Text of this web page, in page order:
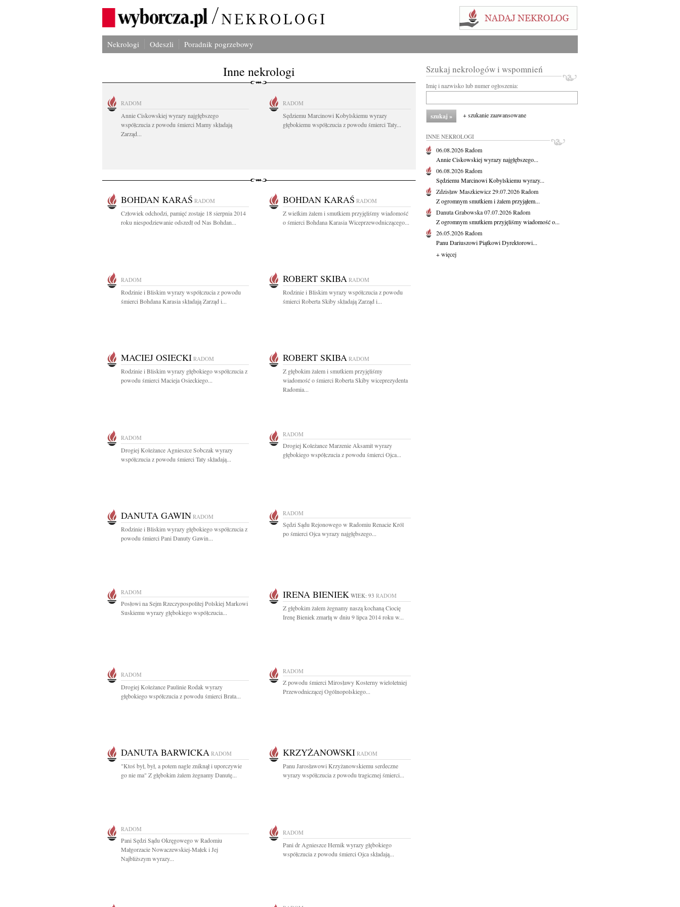
Nekrologi Odeszli Poradnik pogrzebowy
Inne nekrologi
RADOM
Annie Ciskowskiej wyrazy najgłębszego
współczucia z powodu śmierci Mamy składają
Zarząd...
RADOM
Sędziemu Marcinowi Kobylskiemu wyrazy
głębokiemu współczucia z powodu śmierci Taty...
BOHDAN KARAŚ RADOM
Człowiek odchodzi, pamięć zostaje 18 sierpnia 2014
roku niespodziewanie odszedł od Nas Bohdan...
BOHDAN KARAŚ RADOM
Z wielkim żalem i smutkiem przyjęliśmy wiadomość
o śmierci Bohdana Karasia Wiceprzewodniczącego...
RADOM
Rodzinie i Bliskim wyrazy współczucia z powodu
śmierci Bohdana Karasia składają Zarząd i...
ROBERT SKIBA RADOM
Rodzinie i Bliskim wyrazy współczucia z powodu
śmierci Roberta Skiby składają Zarząd i...
MACIEJ OSIECKI RADOM
Rodzinie i Bliskim wyrazy głębokiego współczucia z
powodu śmierci Macieja Osieckiego...
ROBERT SKIBA RADOM
Z głębokim żalem i smutkiem przyjęliśmy
wiadomość o śmierci Roberta Skiby wiceprezydenta
Radomia...
RADOM
Drogiej Koleżance Agnieszce Sobczak wyrazy
współczucia z powodu śmierci Taty składają...
RADOM
Drogiej Koleżance Marzenie Aksamit wyrazy
głębokiego współczucia z powodu śmierci Ojca...
DANUTA GAWIN RADOM
Rodzinie i Bliskim wyrazy głębokiego współczucia z
powodu śmierci Pani Danuty Gawin...
RADOM
Sędzi Sądu Rejonowego w Radomiu Renacie Król
po śmierci Ojca wyrazy najgłębszego...
RADOM
Posłowi na Sejm Rzeczypospolitej Polskiej Markowi
Suskiemu wyrazy głębokiego współczucia...
IRENA BIENIEK WIEK: 93 RADOM
Z głębokim żalem żegnamy naszą kochaną Ciocię
Irenę Bieniek zmarłą w dniu 9 lipca 2014 roku w...
RADOM
Drogiej Koleżance Paulinie Rodak wyrazy
głębokiego współczucia z powodu śmierci Brata...
RADOM
Z powodu śmierci Mirosławy Kosterny wieloletniej
Przewodniczącej Ogólnopolskiego...
DANUTA BARWICKA RADOM
"Ktoś był, był, a potem nagle zniknął i uporczywie
go nie ma" Z głębokim żalem żegnamy Danutę...
KRZYŻANOWSKI RADOM
Panu Jarosławowi Krzyżanowskiemu serdeczne
wyrazy współczucia z powodu tragicznej śmierci...
RADOM
Pani Sędzi Sądu Okręgowego w Radomiu
Małgorzacie Nowaczewskiej-Małek i Jej
Najbliższym wyrazy...
RADOM
Pani dr Agnieszce Hernik wyrazy głębokiego
współczucia z powodu śmierci Ojca składają...
Szukaj nekrologów i wspomnień
Imię i nazwisko lub numer ogłoszenia:
+ szukanie zaawansowane
INNE NEKROLOGI
06.08.2026Radom
Annie Ciskowskiej wyrazy najgłębszego...
06.08.2026Radom
Sędziemu Marcinowi Kobylskiemu wyrazy...
Zdzisław Maszkiewicz29.07.2026Radom
Z ogromnym smutkiem i żalem przyjąłem...
Danuta Grabowska07.07.2026Radom
Z ogromnym smutkiem przyjęliśmy wiadomość o...
26.05.2026Radom
Panu Dariuszowi Piątkowi Dyrektorowi...
+ więcej